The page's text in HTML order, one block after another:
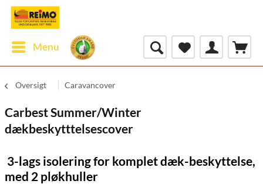
Menu
Oversigt Caravancover
Carbest Summer/Winter
dækbeskytttelsescover
3-lags isolering for komplet dæk-beskyttelse,
med 2 pløkhuller